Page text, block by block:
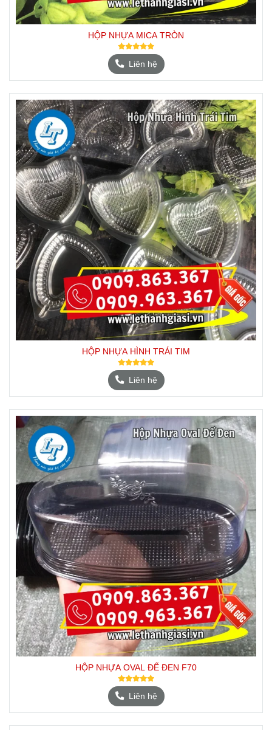
HỘP NHỰA MICA TRÒN
Liên hệ
HỘP NHỰA HÌNH TRÁI TIM
Liên hệ
HỘP NHỰA OVAL ĐẾ ĐEN F70
Liên hệ